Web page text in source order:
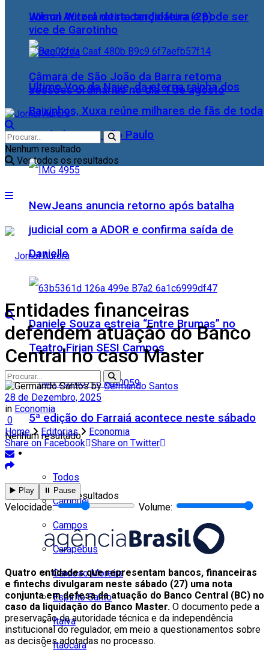
Jornal Aurora desta terça-feira (28)
Último Voo da Nave, da eterna rainha dos
Baixinhos, Xuxa reúne milhares de fãs de toda
as idades, em São Paulo
NewJeans anuncia retorno após batalha
judicial com a ADOR e confirma saída de
Danielle
Daniele Souza estreia “Entre Brumas” no
Teatro Firjan SESI Campos
5ª edição do Farraiá acontece neste sábado
Todos
Cambuci
Campos
Carapebus
Cardoso Moreira
Espírito Santo
Italva
Itaocara
Wilson Witzel retira candidatura e pode ser
vice de Garotinho
Câmara de São João da Barra retoma
sessões ordinárias no dia 4 de agosto
Nenhum resultado
Ver todos os resultados
Nenhum resultado
Ver todos os resultados
Entidades financeiras
defendem atuação do Banco
Central no caso Master
by Germando Santos
28 de Dezembro, 2025
in Economia
0
Home
Editorias
Economia
Share on Facebook Share on Twitter
▶️ Play ⏸️ Pause
Velocidade: Volume:
Quatro entidades que representam bancos, financeiras
e fintechs divulgaram neste sábado (27) uma nota
conjunta em defesa da atuação do Banco Central (BC) no
caso da liquidação do Banco Master. O documento pede a
preservação da autoridade técnica e da independência
institucional do regulador, em meio a questionamentos sobre
as decisões adotadas no processo.